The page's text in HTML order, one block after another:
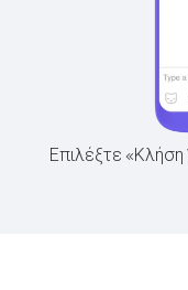
Επιλέξτε